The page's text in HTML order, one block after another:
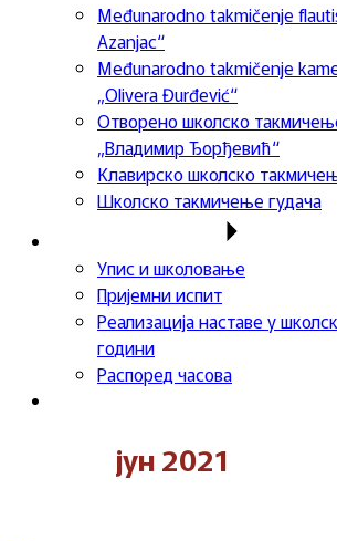
Međunarodno takmičenje
Azanjac“
Međunarodno takmičenje
„Olivera Đurđević“
Отворено школско
„Владимир Ђорђевић“
Клавирско школско
Школско такмичење гудача
Упис и школовање
Пријемни испит
Реализација наставе у
години
Распоред часова
јун 2021